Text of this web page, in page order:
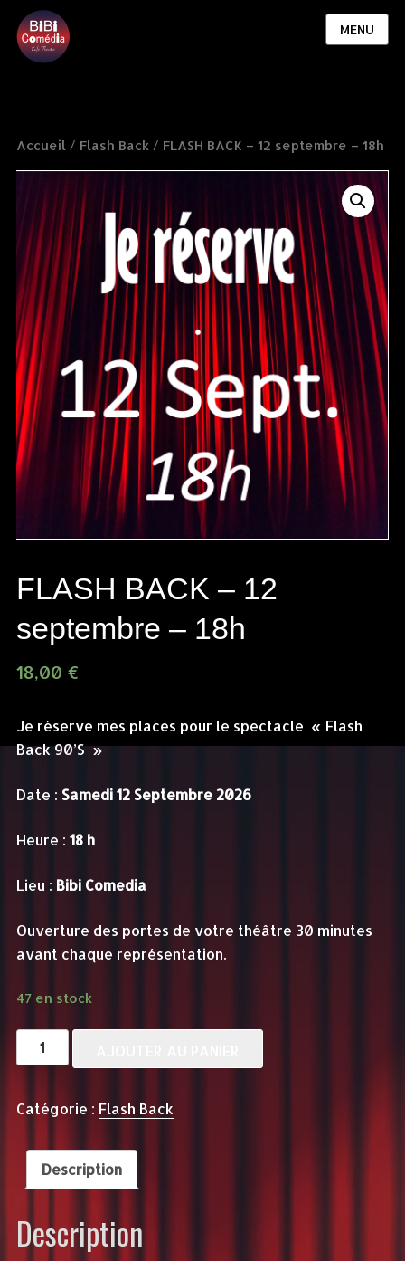
MENU
Accueil/ Flash Back/ FLASH BACK – 12 septembre – 18h
FLASH BACK – 12
septembre – 18h
18,00 €
Je réserve mes places pour le spectacle « Flash
Back 90’S »
Date : Samedi 12 Septembre 2026
Heure : 18 h
Lieu : Bibi Comedia
Ouverture des portes de votre théâtre 30 minutes
avant chaque représentation.
47 en stock
quantité
de
BACK
12
septembre
18h
Catégorie : Flash Back
Description
Description